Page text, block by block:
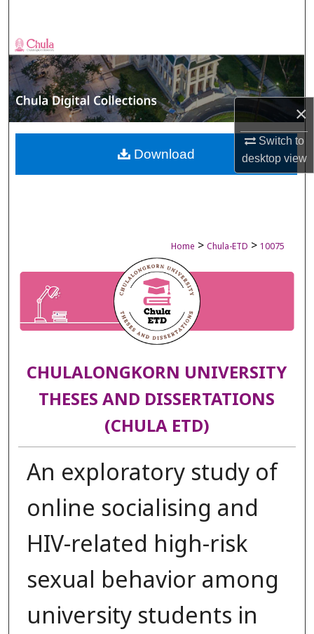
×
Switch to
desktopview
Browse Collections
My Account
About
Digital Commons Network™
Home > Chula-ETD > 10075
CHULALONGKORN UNIVERSITY
THESES AND DISSERTATIONS
(CHULA ETD)
An exploratory study of
online socialising and
HIV-related high-risk
sexual behavior among
university students in
Download